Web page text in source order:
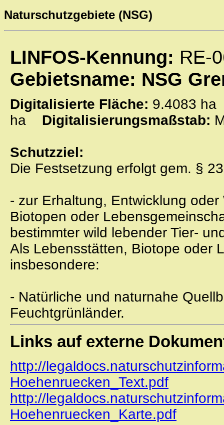
Naturschutzgebiete (NSG)
LINFOS-Kennung: RE-
Gebietsname: NSG
Digitalisierte Fläche: 9.4083
ha Digitalisierungsmaßstab:
Schutzziel:
Die Festsetzung erfolgt gem. §
- zur Erhaltung, Entwicklung
Biotopen oder
bestimmter wild lebender Tier-
Als Lebensstätten, Biotope oder
insbesondere:
- Natürliche und naturnahe
Feuchtgrünländer.
Links auf externe
http://
Hoehenruecken_Text.pdf
http://
Hoehenruecken_Karte.pdf